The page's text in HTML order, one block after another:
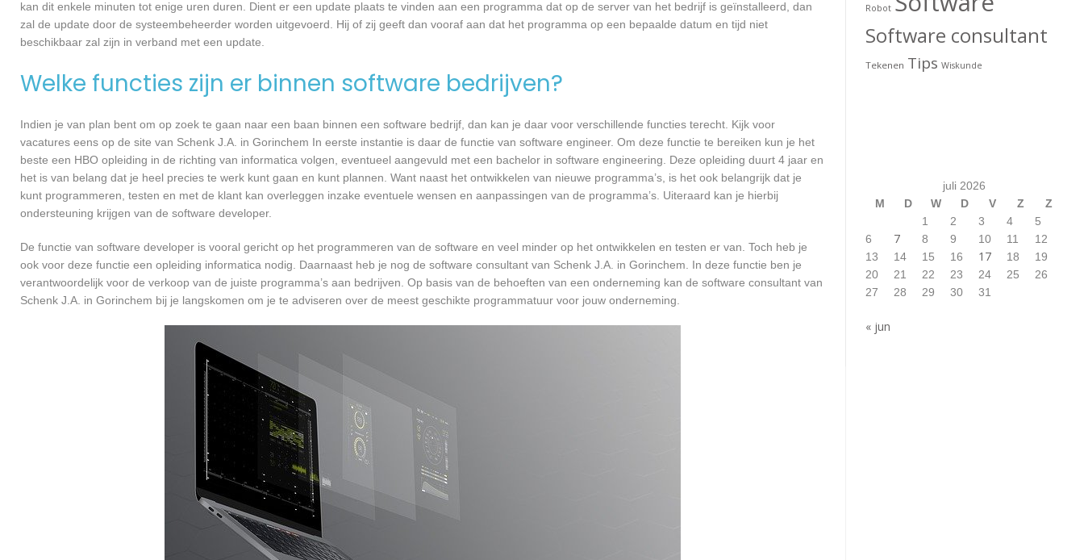
kan dit enkele minuten tot enige uren duren. Dient er een update plaats te vinden aan een programma dat op de server van het bedrijf is geïnstalleerd, dan
zal de update door de systeembeheerder worden uitgevoerd. Hij of zij geeft dan vooraf aan dat het programma op een bepaalde datum en tijd niet
beschikbaar zal zijn in verband met een update.
Welke functies zijn er binnen software bedrijven?
Indien je van plan bent om op zoek te gaan naar een baan binnen een software bedrijf, dan kan je daar voor verschillende functies terecht. Kijk voor
vacatures eens op de site van Schenk J.A. in Gorinchem In eerste instantie is daar de functie van software engineer. Om deze functie te bereiken kun je het
beste een HBO opleiding in de richting van informatica volgen, eventueel aangevuld met een bachelor in software engineering. Deze opleiding duurt 4 jaar en
het is van belang dat je heel precies te werk kunt gaan en kunt plannen. Want naast het ontwikkelen van nieuwe programma’s, is het ook belangrijk dat je
kunt programmeren, testen en met de klant kan overleggen inzake eventuele wensen en aanpassingen van de programma’s. Uiteraard kan je hierbij
ondersteuning krijgen van de software developer.
De functie van software developer is vooral gericht op het programmeren van de software en veel minder op het ontwikkelen en testen er van. Toch heb je
ook voor deze functie een opleiding informatica nodig. Daarnaast heb je nog de software consultant van Schenk J.A. in Gorinchem. In deze functie ben je
verantwoordelijk voor de verkoop van de juiste programma’s aan bedrijven. Op basis van de behoeften van een onderneming kan de software consultant van
Schenk J.A. in Gorinchem bij je langskomen om je te adviseren over de meest geschikte programmatuur voor jouw onderneming.
Robot
Software consultant
Tekenen Tips Wiskunde
juli 2026
M
D W D V Z
Z
1
2 3 4
5
6
7 8 9 10 11
12
13
14 15 16 17 18
19
20
21 22 23 24 25
26
27
28 29 30 31
« jun